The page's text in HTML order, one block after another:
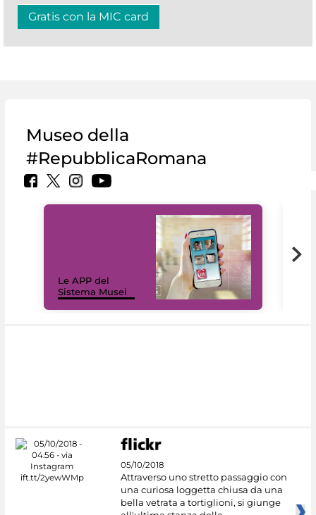
Gratis con la MIC card
Museo della
#RepubblicaRomana
Le APP del
Sistema Musei
05/10/2018
Attraverso uno stretto passaggio con
una curiosa loggetta chiusa da una
bella vetrata a tortiglioni, si giunge